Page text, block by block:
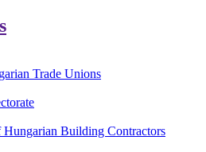
Trade Unions
Building Contractors